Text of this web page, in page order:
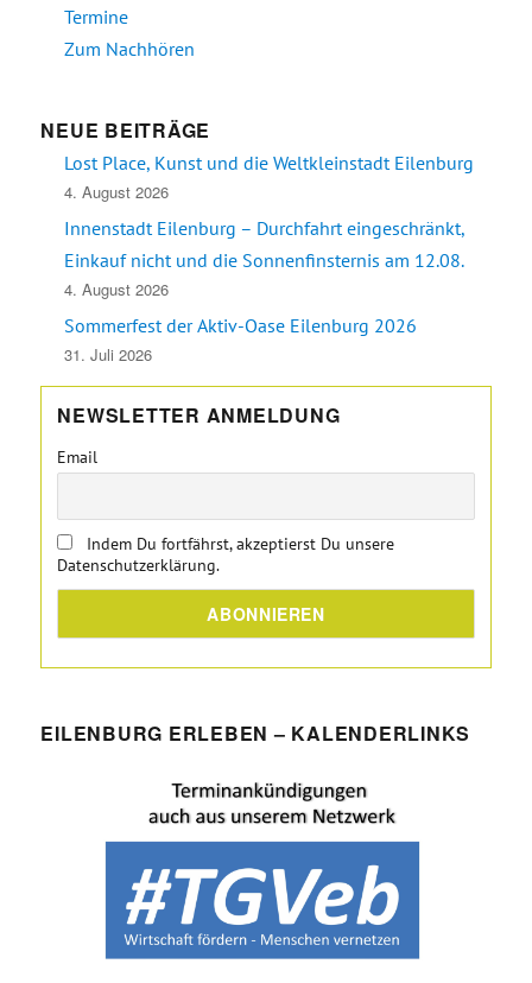
Termine
Zum Nachhören
NEUE BEITRÄGE
Lost Place, Kunst und die Weltkleinstadt Eilenburg
4. August 2026
Innenstadt Eilenburg – Durchfahrt eingeschränkt,
Einkauf nicht und die Sonnenfinsternis am 12.08.
4. August 2026
Sommerfest der Aktiv-Oase Eilenburg 2026
31. Juli 2026
NEWSLETTER ANMELDUNG
Email
Indem Du fortfährst, akzeptierst Du unsere
Datenschutzerklärung.
EILENBURG ERLEBEN – KALENDERLINKS